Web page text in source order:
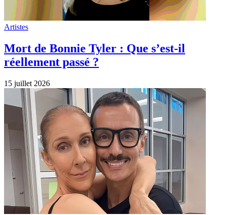
Artistes
Mort de Bonnie Tyler : Que s’est-il
réellement passé ?
15 juillet 2026